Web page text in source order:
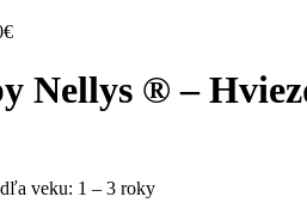
€
Nellys ® –
veku: 1 – 3 roky